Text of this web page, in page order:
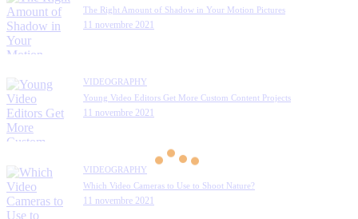
The Right Amount of Shadow in Your Motion Pictures
11 novembre 2021
VIDEOGRAPHY
Young Video Editors Get More Custom Content Projects
11 novembre 2021
VIDEOGRAPHY
Which Video Cameras to Use to Shoot Nature?
11 novembre 2021